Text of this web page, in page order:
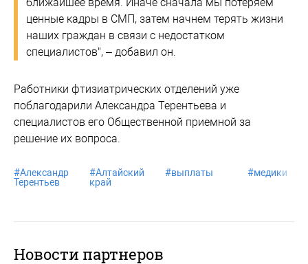
ценные кадры в СМП, затем начнем терять жизни
наших граждан в связи с недостатком
специалистов", – добавил он.
Работники фтизиатрических отделений уже
поблагодарили Александра Терентьева и
специалистов его Общественной приемной за
решение их вопроса.
#Александр
Терентьев
#Алтайский
край
#выплаты #медики
Новости партнеров